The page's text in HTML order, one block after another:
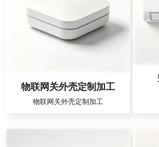
物联网关外壳定制加工
物联网关外壳定制加工